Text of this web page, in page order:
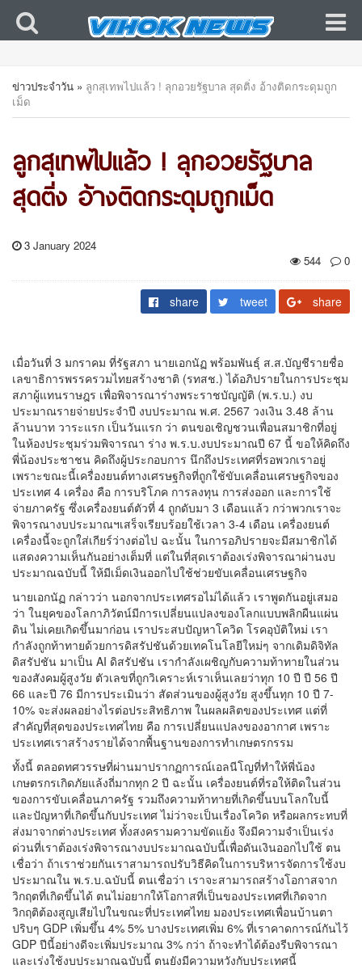
ข่าวประจำวัน » ลูกสุเทพไปแล้ว ! ลุกอวยรัฐบาล สุดติ่ง อ้างติดกระดุมถูก
เม็ด
ลูกสุเทพไปแล้ว ! ลุกอวยรัฐบาล
สุดติ่ง อ้างติดกระดุมถูกเม็ด
3 January 2024
544
0
share tweet share
เมื่อวันที่ 3 มกราคม ที่รัฐสภา นายเอกนัฏ พร้อมพันธุ์ ส.ส.บัญชีรายชื่อ
เลขาธิการพรรครวมไทยสร้างชาติ (รทสช.) ได้อภิปรายในการประชุม
สภาผู้แทนราษฎร เพื่อพิจารณาร่างพระราชบัญญัติ (พ.ร.บ.) งบ
ประมาณรายจ่ายประจำปี งบประมาณ พ.ศ. 2567 วงเงิน 3.48 ล้าน
ล้านบาท วาระแรก เป็นวันแรก ว่า ตนขอเชิญชวนเพื่อนสมาชิกที่อยู่
ในห้องประชุมร่วมพิจารณา ร่าง พ.ร.บ.งบประมาณปี 67 นี้ ขอให้คิดถึง
พี่น้องประชาชน คิดถึงผู้ประกอบการ นึกถึงประเทศที่รอพวกเราอยู่
เพราะขณะนี้เครื่องยนต์ทางเศรษฐกิจที่ถูกใช้ขับเคลื่อนเศรษฐกิจของ
ประเทศ 4 เครื่อง คือ การบริโภค การลงทุน การส่งออก และการใช้
จ่ายภาครัฐ ซึ่งเครื่องยนต์ตัวที่ 4 ถูกดับมา 3 เดือนแล้ว กว่าพวกเราจะ
พิจารณางบประมาณฯเสร็จเรียบร้อยใช้เวลา 3-4 เดือน เครื่องยนต์
เครื่องนี้จะถูกใส่เกียร์ว่างต่อไป ฉะนั้น ในการอภิปรายจะมีสมาชิกได้
แสดงความเห็นกันอย่างเต็มที่ แต่ในที่สุดเราต้องเร่งพิจารณาผ่านงบ
ประมาณฉบับนี้ ให้มีเม็ดเงินออกไปใช้ช่วยขับเคลื่อนเศรษฐกิจ
นายเอกนัฏ กล่าวว่า นอกจากประเทศรอไม่ได้แล้ว เราพูดกันอยู่เสมอ
ว่า ในยุคของโลกาภิวัตน์มีการเปลี่ยนแปลงของโลกแบบพลิกผืนแผ่น
ดิน ไม่เคยเกิดขึ้นมาก่อน เราประสบปัญหาโควิด โรคอุบัติใหม่ เรา
กำลังถูกท้าทายด้วยการดิสรัปชันด้วยเทคโนโลยีใหม่ๆ จากเดิมดิจิทัล
ดิสรัปชัน มาเป็น AI ดิสรัปชัน เรากำลังเผชิญกับความท้าทายในส่วน
ของสังคมผู้สูงวัย ตัวเลขที่ถูกวิเคราะห์เราเห็นเลยว่าทุก 10 ปี ปี 56 ปี
66 และปี 76 มีการประเมินว่า สัดส่วนของผู้สูงวัย สูงขึ้นทุก 10 ปี 7-
10% จะส่งผลอย่างไรต่อประสิทธิภาพ ในผลผลิตของประเทศ แต่ที่
สำคัญที่สุดของประเทศไทย คือ การเปลี่ยนแปลงของอากาศ เพราะ
ประเทศเราสร้างรายได้จากพื้นฐานของการทำเกษตรกรรม
ทั้งนี้ ตลอดทศวรรษที่ผ่านมาปรากฏการณ์เอลนีโญที่ทำให้พี่น้อง
เกษตรกรเกิดภัยแล้งถี่มากทุก 2 ปี ฉะนั้น เครื่องยนต์ที่รอให้ติดในส่วน
ของการขับเคลื่อนภาครัฐ รวมถึงความท้าทายที่เกิดขึ้นบนโลกใบนี้
และปัญหาที่เกิดขึ้นกับประเทศ ไม่ว่าจะเป็นเรื่องโควิด หรือผลกระทบที่
ส่งมาจากต่างประเทศ ทั้งสงครามความขัดแย้ง จึงมีความจำเป็นเร่ง
ด่วนที่เราต้องเร่งพิจารณางบประมาณฉบับนี้เพื่อดันเงินออกไปใช้ ตน
เชื่อว่า ถ้าเราช่วยกันเราสามารถปรับวิธีคิดในการบริหารจัดการใช้งบ
ประมาณใน พ.ร.บ.ฉบับนี้ ตนเชื่อว่า เราจะสามารถสร้างโอกาสจาก
วิกฤตที่เกิดขึ้นได้ ตนไม่อยากให้โอกาสที่เป็นของประเทศที่เกิดจาก
วิกฤติต้องสูญเสียไปในขณะที่ประเทศไทย มองประเทศเพื่อนบ้านตา
ปริบๆ GDP เพิ่มขึ้น 4% 5% บางประเทศเพิ่ม 6% ที่เราคาดการณ์กันไว้
GDP ปีนี้อย่างดีจะเพิ่มประมาณ 3% กว่า ถ้าจะทำได้ต้องรีบพิจารณา
และเร่งใช้งบประมาณฉบับนี้ ตนยังมีความหวังกับประเทศนี้